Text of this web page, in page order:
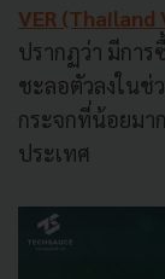
VER
ปรากฏว่า มีกา
ชะลอตัวลงในช่
กระจกที่น้อยมา
ประเทศ